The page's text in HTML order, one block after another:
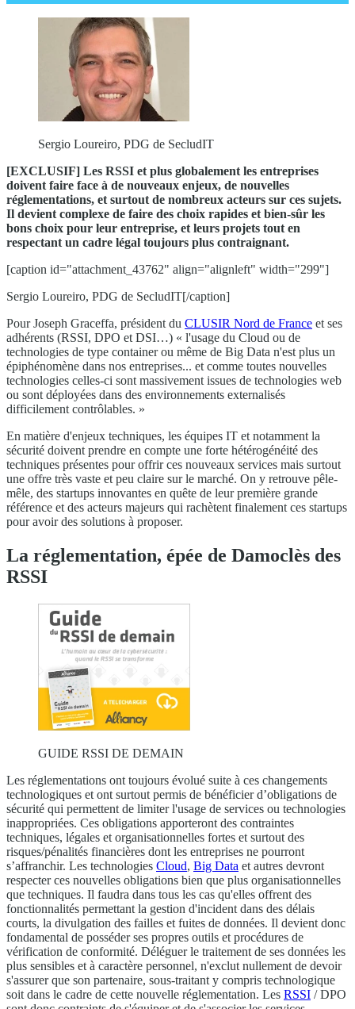
Sergio Loureiro, PDG de SecludIT
[EXCLUSIF] Les RSSI et plus globalement les entreprises
doivent faire face à de nouveaux enjeux, de nouvelles
réglementations, et surtout de nombreux acteurs sur ces sujets.
Il devient complexe de faire des choix rapides et bien-sûr les
bons choix pour leur entreprise, et leurs projets tout en
respectant un cadre légal toujours plus contraignant.
[caption id="attachment_43762" align="alignleft" width="299"]
Sergio Loureiro, PDG de SecludIT[/caption]
Pour Joseph Graceffa, président du CLUSIR Nord de France et ses
adhérents (RSSI, DPO et DSI…) « l'usage du Cloud ou de
technologies de type container ou même de Big Data n'est plus un
épiphénomène dans nos entreprises... et comme toutes nouvelles
technologies celles-ci sont massivement issues de technologies web
ou sont déployées dans des environnements externalisés
difficilement contrôlables. »
En matière d'enjeux techniques, les équipes IT et notamment la
sécurité doivent prendre en compte une forte hétérogénéité des
techniques présentes pour offrir ces nouveaux services mais surtout
une offre très vaste et peu claire sur le marché. On y retrouve pêle-
mêle, des startups innovantes en quête de leur première grande
référence et des acteurs majeurs qui rachètent finalement ces startups
pour avoir des solutions à proposer.
La réglementation, épée de Damoclès des
RSSI
GUIDE RSSI DE DEMAIN
Les réglementations ont toujours évolué suite à ces changements
technologiques et ont surtout permis de bénéficier d’obligations de
sécurité qui permettent de limiter l'usage de services ou technologies
inappropriées. Ces obligations apporteront des contraintes
techniques, légales et organisationnelles fortes et surtout des
risques/pénalités financières dont les entreprises ne pourront
s’affranchir. Les technologies Cloud, Big Data et autres devront
respecter ces nouvelles obligations bien que plus organisationnelles
que techniques. Il faudra dans tous les cas qu'elles offrent des
fonctionnalités permettant la gestion d'incident dans des délais
courts, la divulgation des failles et fuites de données. Il devient donc
fondamental de posséder ses propres outils et procédures de
vérification de conformité. Déléguer le traitement de ses données les
plus sensibles et à caractère personnel, n'exclut nullement de devoir
s'assurer que son partenaire, sous-traitant y compris technologique
soit dans le cadre de cette nouvelle réglementation. Les RSSI / DPO